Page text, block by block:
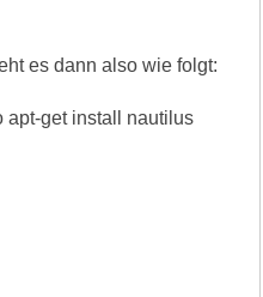
es dann also wie folgt:
apt-get install nautilus